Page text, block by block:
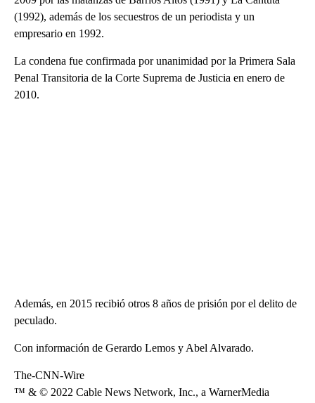
(1992), además de los secuestros de un periodista y un
empresario en 1992.
La condena fue confirmada por unanimidad por la Primera Sala
Penal Transitoria de la Corte Suprema de Justicia en enero de
2010.
Además, en 2015 recibió otros 8 años de prisión por el delito de
peculado.
Con información de Gerardo Lemos y Abel Alvarado.
The-CNN-Wire
™ & © 2022 Cable News Network, Inc., a WarnerMedia